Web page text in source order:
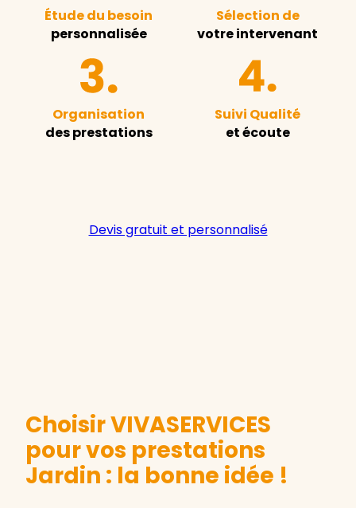
Étude du besoin
personnalisée
Sélection de
votre intervenant
Organisation
des prestations
Suivi Qualité
et écoute
Devis gratuit et personnalisé
Choisir VIVASERVICES
pour vos prestations
Jardin : la bonne idée !